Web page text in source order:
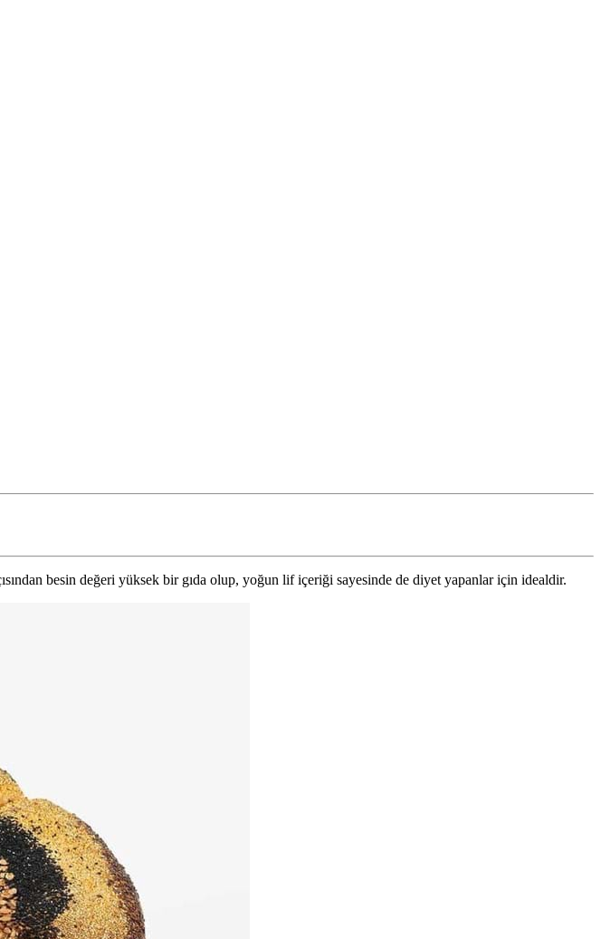
besin değeri yüksek bir gıda olup, yoğun lif içeriği sayesinde de diyet yapanlar için idealdir.